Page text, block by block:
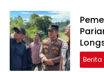
Berita